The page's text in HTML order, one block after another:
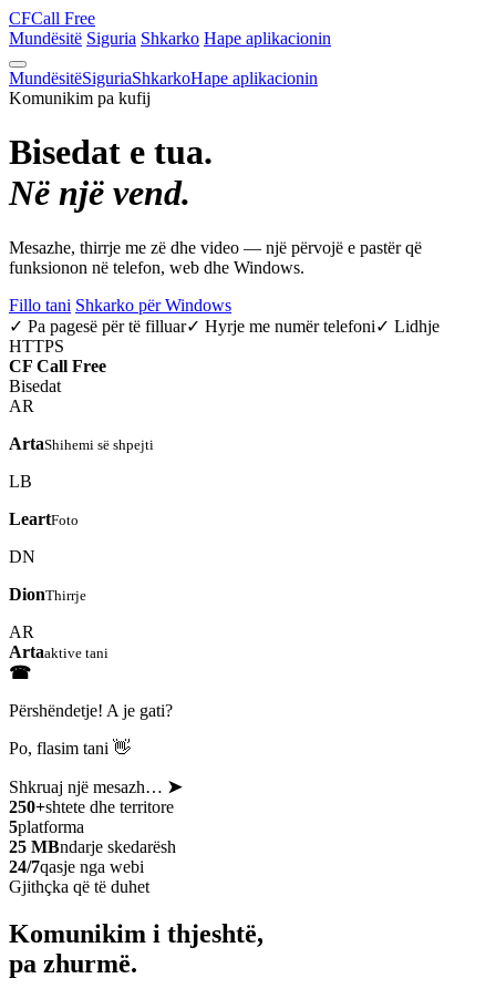
CFCall Free
Mundësitë Siguria Shkarko Hape aplikacionin
MundësitëSiguriaShkarkoHape aplikacionin
Komunikim pa kufij
Bisedat e tua.
Në një vend.
Mesazhe, thirrje me zë dhe video — një përvojë e pastër që
funksionon në telefon, web dhe Windows.
Fillo tani Shkarko për Windows
✓ Pa pagesë për të filluar✓ Hyrje me numër telefoni✓ Lidhje
HTTPS
CF Call Free
Bisedat
AR
ArtaShihemi së shpejti
LB
LeartFoto
DN
DionThirrje
AR
Artaaktive tani
☎
Përshëndetje! A je gati?
Po, flasim tani 👋
Shkruaj një mesazh… ➤
250+shtete dhe territore
5platforma
25 MBndarje skedarësh
24/7qasje nga webi
Gjithçka që të duhet
Komunikim i thjeshtë,
pa zhurmë.